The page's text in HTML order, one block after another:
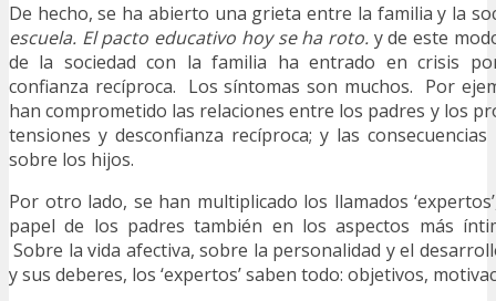
De hecho, se ha abierto una grieta entre la familia y la
escuela. El pacto educativo hoy se ha roto. y de este
de la sociedad con la familia ha entrado en crisis
confianza recíproca. Los síntomas son muchos. Por
han comprometido las relaciones entre los padres y los
tensiones y desconfianza recíproca; y las
sobre los hijos.
Por otro lado, se han multiplicado los llamados
papel de los padres también en los aspectos más
Sobre la vida afectiva, sobre la personalidad y el
y sus deberes, los ‘expertos’ saben todo: objetivos,